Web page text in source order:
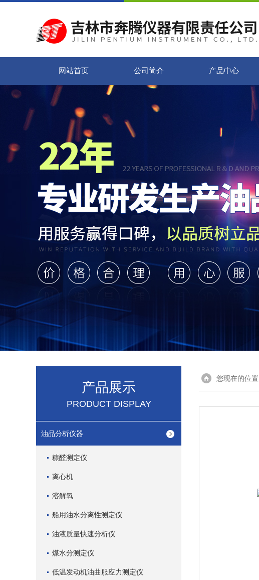
网站首页 公司简介 产品中心
产品展示
PRODUCT DISPLAY
油品分析仪器
糠醛测定仪
离心机
溶解氧
船用油水分离性测定仪
油液质量快速分析仪
煤水分测定仪
低温发动机油曲服应力测定仪
您现在的位置